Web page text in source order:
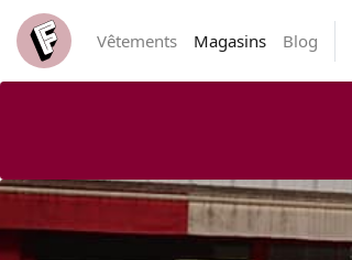
Vêtements Magasins Blog